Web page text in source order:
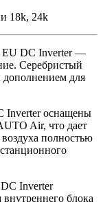
18k, 24k
EU DC Inverter —
Серебристый
дополнением для
Inverter оснащены
Air, что дает
полностью
Inverter
блока